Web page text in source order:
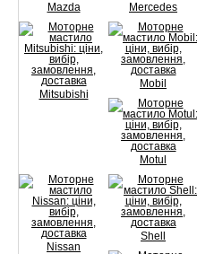
Mazda Mercedes
Mitsubishi
Mobil
Motul
Nissan
Shell